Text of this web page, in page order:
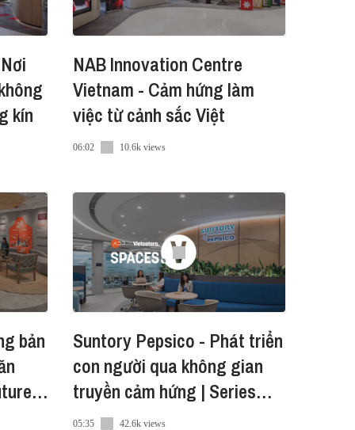
kín
NAB Innovation Centre
Vietnam - Cảm hứng làm
việc từ cảnh sắc Việt
06:02 10.6k views
Suntory Pepsico - Phát triển
con người qua không gian
truyền cảm hứng | Series
"The Future of Work"
05:35 42.6k views